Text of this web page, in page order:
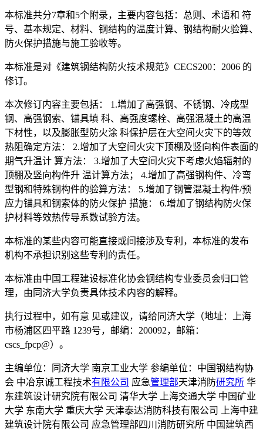
本标准共分7章和5个附录，主要内容包括：总则、术语和 符
号、基本规定、材料、钢结构的温度计算、钢结构耐火验算、
防火保护措施与施工验收等。
本标准是对《建筑钢结构防火技术规范》CECS200：2006 的
修订。
本次修订内容主要包括： 1.增加了高强钢、不锈钢、冷成型
钢、高强钢索、锚具填 科、高强度螺栓、高强混凝土的高温
下材性，以及膨胀型防火涂 科保护层在大空间火灾下的等效
热阻确定方法： 2.增加了大空间火灾下顶棚及竖向构件表面的
期气升温计 算方法： 3.增加了大空间火灾下考虑火焰辐射的
顶棚及竖向构件升 温计算方法； 4.增加了高强钢构件、冷弯
型钢和特殊钢构件的验算方法： 5.增加了钢管混凝土构件/预
应力锚具和钢索体的防火保护 措施： 6.增加了钢结构防火保
护材料等效热传导系数试验方法。
本标准的某些内容可能直接或间接涉及专利，本标准的发布
机构不承担识别这些专利的责任。
本标准由中国工程建设标准化协会钢结构专业委员会归口管
理，由同济大学负责具体技术内容的解释。
执行过程中，如有意 见或建议，请给同济大学（地址：上海
市杨浦区四平路 1239号，邮编：200092，邮箱：
cscs_fpcp@）。
主编单位：同济大学 南京工业大学 参编单位：中国钢结构协
会 中冶京诚工程技术有限公司 应急管理部天津消防研究所 华
东建筑设计研究院有限公司 清华大学 上海交通大学 中国矿业
大学 东南大学 重庆大学 天津泰达消防科技有限公司 上海中建
建筑设计院有限公司 应急管理部四川消防研究所 中国建筑西